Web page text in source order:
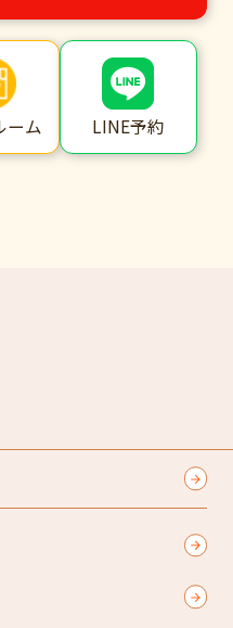
ーム LINE予約